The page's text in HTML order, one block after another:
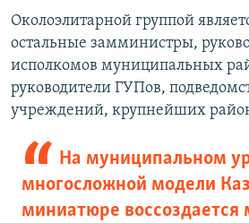
Околоэлитарной группой
остальные замминистры,
исполкомов муниципальных
руководители ГУПов,
учреждений, крупнейших
На муниципальном
многосложной модели
миниатюре воссоздается